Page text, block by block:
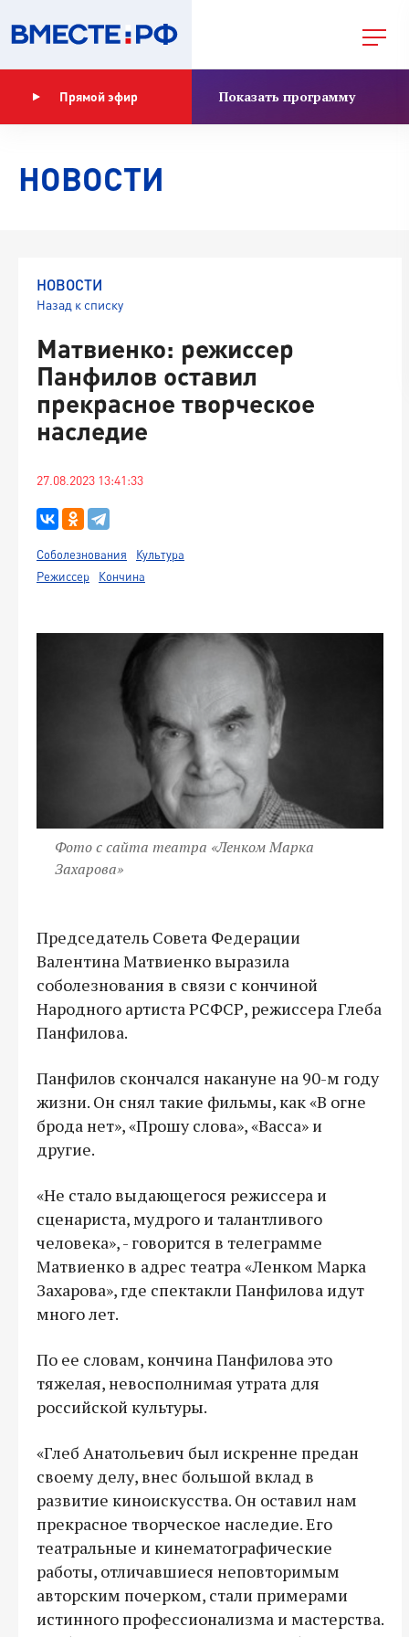
Прямой эфир Показать программу
НОВОСТИ
НОВОСТИ
Назад к списку
Матвиенко: режиссер
Панфилов оставил
прекрасное творческое
наследие
27.08.2023 13:41:33
Соболезнования
Культура
Режиссер
Кончина
Фото с сайта театра «Ленком Марка
Захарова»
Председатель Совета Федерации
Валентина Матвиенко выразила
соболезнования в связи с кончиной
Народного артиста РСФСР, режиссера Глеба
Панфилова.
Панфилов скончался накануне на 90-м году
жизни. Он снял такие фильмы, как «В огне
брода нет», «Прошу слова», «Васса» и
другие.
«Не стало выдающегося режиссера и
сценариста, мудрого и талантливого
человека», - говорится в телеграмме
Матвиенко в адрес театра «Ленком Марка
Захарова», где спектакли Панфилова идут
много лет.
По ее словам, кончина Панфилова это
тяжелая, невосполнимая утрата для
российской культуры.
«Глеб Анатольевич был искренне предан
своему делу, внес большой вклад в
развитие киноискусства. Он оставил нам
прекрасное творческое наследие. Его
театральные и кинематографические
работы, отличавшиеся неповторимым
авторским почерком, стали примерами
истинного профессионализма и мастерства.